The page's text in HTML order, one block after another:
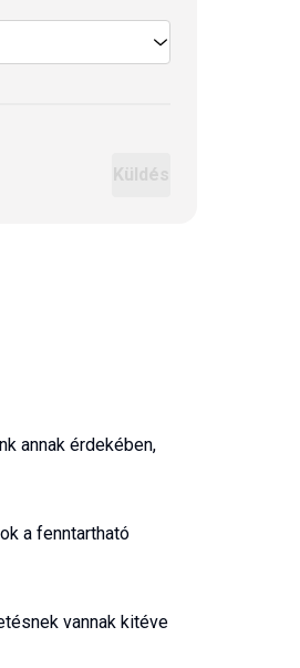
Küldés
annak érdekében,
a fenntartható
vannak kitéve